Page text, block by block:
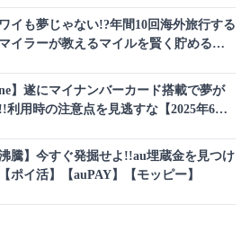
イも夢じゃない!?年間10回海外旅行する
イラーが教えるマイルを賢く貯める裏
】遂にマイナンバーカード搭載で夢が
利用時の注意点を見逃すな【2025年6月
沸騰】今すぐ発掘せよ!!au埋蔵金を見つけ
ポイ活】【auPAY】【モッピー】